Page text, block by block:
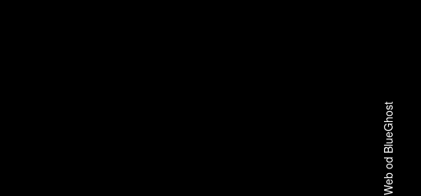
Web od BlueGhost